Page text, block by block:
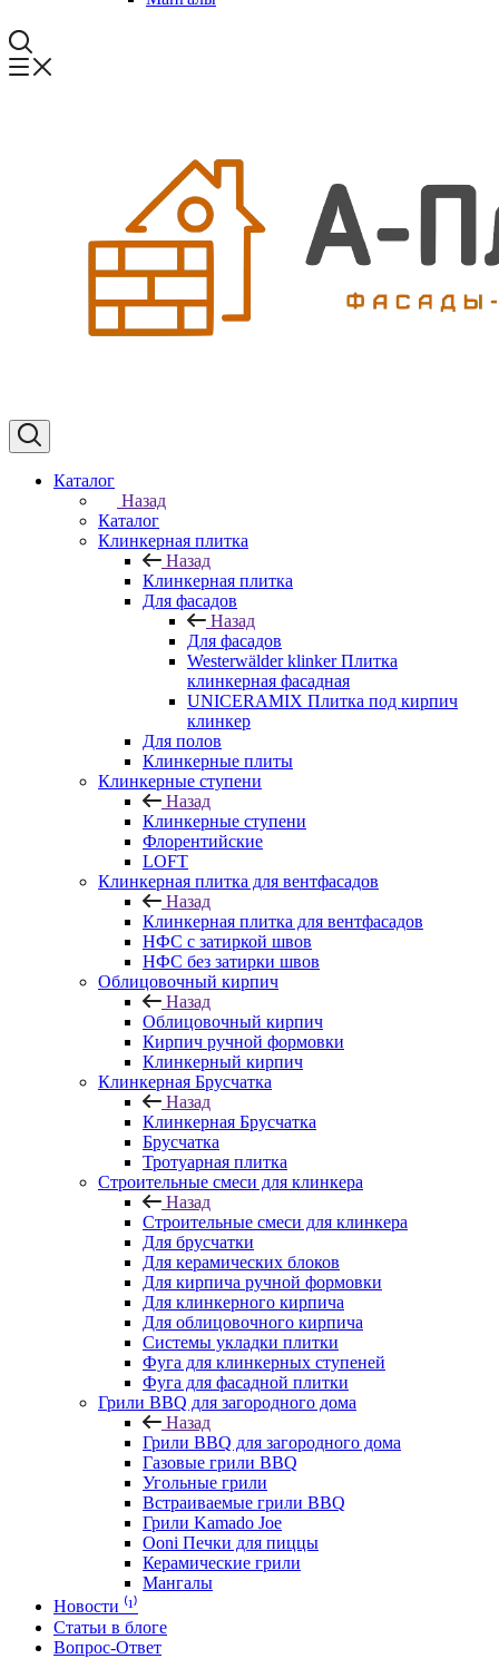
Каталог
Назад
Каталог
Клинкерная плитка
Назад
Клинкерная плитка
Для фасадов
Назад
Для фасадов
Westerwälder klinker Плитка
клинкерная фасадная
UNICERAMIX Плитка под кирпич
клинкер
Для полов
Клинкерные плиты
Клинкерные ступени
Назад
Клинкерные ступени
Флорентийские
LOFT
Клинкерная плитка для вентфасадов
Назад
Клинкерная плитка для вентфасадов
НФС с затиркой швов
НФС без затирки швов
Облицовочный кирпич
Назад
Облицовочный кирпич
Кирпич ручной формовки
Клинкерный кирпич
Клинкерная Брусчатка
Назад
Клинкерная Брусчатка
Брусчатка
Тротуарная плитка
Строительные смеси для клинкера
Назад
Строительные смеси для клинкера
Для брусчатки
Для керамических блоков
Для кирпича ручной формовки
Для клинкерного кирпича
Для облицовочного кирпича
Системы укладки плитки
Фуга для клинкерных ступеней
Фуга для фасадной плитки
Грили BBQ для загородного дома
Назад
Грили BBQ для загородного дома
Газовые грили BBQ
Угольные грили
Встраиваемые грили BBQ
Грили Kamado Joe
Ooni Печки для пиццы
Керамические грили
Мангалы
Новости ⁽¹⁾
Статьи в блоге
Вопрос-Ответ